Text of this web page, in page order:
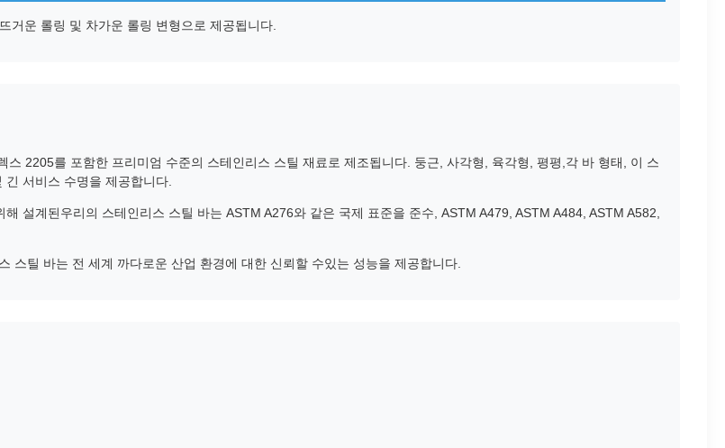
거운 롤링 및 차가운 롤링 변형으로 제공됩니다.
2205를 포함한 프리미엄 수준의 스테인리스 스틸 재료로 제조됩니다. 둥근, 사각형, 육각형, 평평,각 바 형태, 이 스
서비스 수명을 제공합니다.
설계된우리의 스테인리스 스틸 바는 ASTM A276와 같은 국제 표준을 준수, ASTM A479, ASTM A484, ASTM A582,
스틸 바는 전 세계 까다로운 산업 환경에 대한 신뢰할 수있는 성능을 제공합니다.